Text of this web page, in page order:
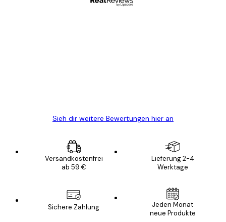
Sieh dir weitere Bewertungen hier an
Versandkostenfrei
ab 59 €
Lieferung 2-4
Werktage
Sichere Zahlung
Jeden Monat
neue Produkte